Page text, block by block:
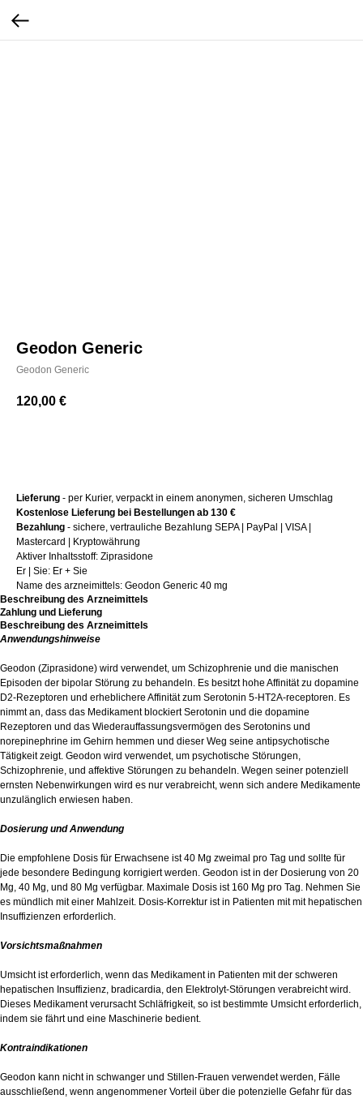
Geodon Generic
Geodon Generic
120,00 €
Lieferung - per Kurier, verpackt in einem anonymen, sicheren Umschlag
Kostenlose Lieferung bei Bestellungen ab 130 €
Bezahlung - sichere, vertrauliche Bezahlung SEPA | PayPal | VISA |
Mastercard | Kryptowährung
Aktiver Inhaltsstoff: Ziprasidone
Er | Sie: Er + Sie
Name des arzneimittels: Geodon Generic 40 mg
Beschreibung des Arzneimittels
Zahlung und Lieferung
Beschreibung des Arzneimittels
Anwendungshinweise
Geodon (Ziprasidone) wird verwendet, um Schizophrenie und die manischen
Episoden der bipolar Störung zu behandeln. Es besitzt hohe Affinität zu dopamine
D2-Rezeptoren und erheblichere Affinität zum Serotonin 5-HT2A-receptoren. Es
nimmt an, dass das Medikament blockiert Serotonin und die dopamine
Rezeptoren und das Wiederauffassungsvermögen des Serotonins und
norepinephrine im Gehirn hemmen und dieser Weg seine antipsychotische
Tätigkeit zeigt. Geodon wird verwendet, um psychotische Störungen,
Schizophrenie, und affektive Störungen zu behandeln. Wegen seiner potenziell
ernsten Nebenwirkungen wird es nur verabreicht, wenn sich andere Medikamente
unzulänglich erwiesen haben.
Dosierung und Anwendung
Die empfohlene Dosis für Erwachsene ist 40 Mg zweimal pro Tag und sollte für
jede besondere Bedingung korrigiert werden. Geodon ist in der Dosierung von 20
Mg, 40 Mg, und 80 Mg verfügbar. Maximale Dosis ist 160 Mg pro Tag. Nehmen Sie
es mündlich mit einer Mahlzeit. Dosis-Korrektur ist in Patienten mit mit hepatischen
Insuffizienzen erforderlich.
Vorsichtsmaßnahmen
Umsicht ist erforderlich, wenn das Medikament in Patienten mit der schweren
hepatischen Insuffizienz, bradicardia, den Elektrolyt-Störungen verabreicht wird.
Dieses Medikament verursacht Schläfrigkeit, so ist bestimmte Umsicht erforderlich,
indem sie fährt und eine Maschinerie bedient.
Kontraindikationen
Geodon kann nicht in schwanger und Stillen-Frauen verwendet werden, Fälle
ausschließend, wenn angenommener Vorteil über die potenzielle Gefahr für das